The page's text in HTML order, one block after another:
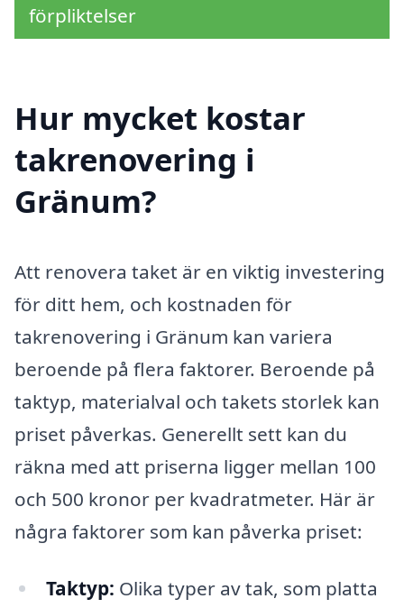
förpliktelser
Hur mycket kostar
takrenovering i
Gränum?
Att renovera taket är en viktig investering
för ditt hem, och kostnaden för
takrenovering i Gränum kan variera
beroende på flera faktorer. Beroende på
taktyp, materialval och takets storlek kan
priset påverkas. Generellt sett kan du
räkna med att priserna ligger mellan 100
och 500 kronor per kvadratmeter. Här är
några faktorer som kan påverka priset:
Taktyp: Olika typer av tak, som platta